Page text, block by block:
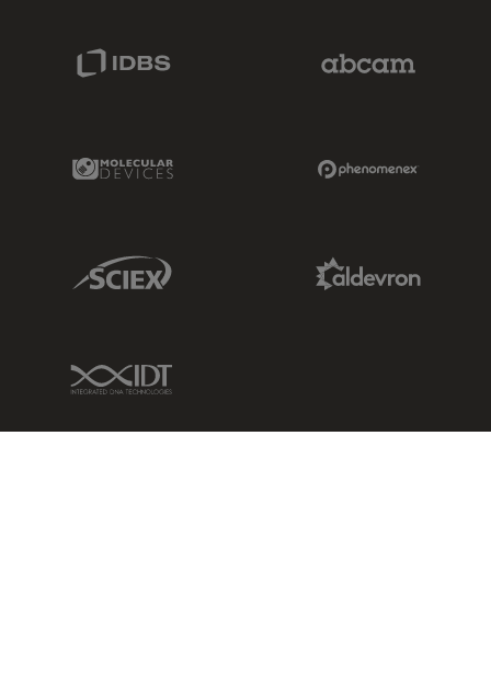
Molecular Devices Link
Sciex Link
IDT Link